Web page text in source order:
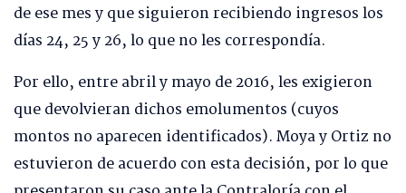
de ese mes y que siguieron recibiendo ingresos los
días 24, 25 y 26, lo que no les correspondía.
Por ello, entre abril y mayo de 2016, les exigieron
que devolvieran dichos emolumentos (cuyos
montos no aparecen identificados). Moya y Ortiz no
estuvieron de acuerdo con esta decisión, por lo que